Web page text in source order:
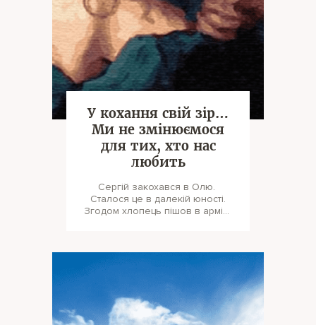
У кохання свій зір…
Ми не змінюємося
для тих, хто нас
любить
Сергій закохався в Олю.
Сталося це в далекій юності.
Згодом хлопець пішов в армію,